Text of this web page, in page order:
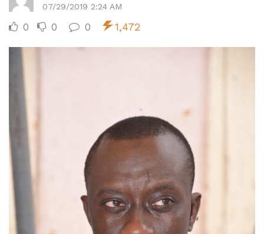
07/29/2019 2:24 AM
0 0 0 1,472